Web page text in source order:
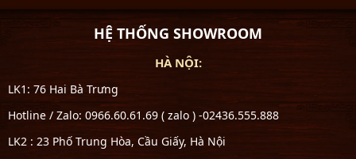
HỆ THỐNG SHOWROOM
HÀ NỘI:
LK1: 76 Hai Bà Trưng
Hotline / Zalo: 0966.60.61.69 ( zalo ) -02436.555.888
LK2 : 23 Phố Trung Hòa, Cầu Giấy, Hà Nội